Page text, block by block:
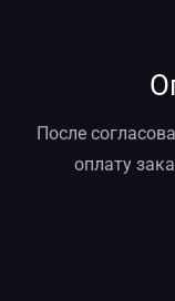
После
оплату